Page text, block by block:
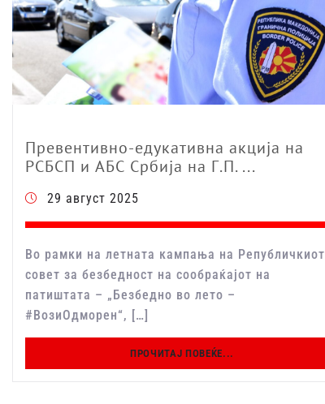
Превентивно-едукативна акција на
РСБСП и АБС Србија на Г.П. ...
29 август 2025
Во рамки на летната кампања на Републичкиот
совет за безбедност на сообраќајот на
патиштата – „Безбедно во лето –
#ВозиОдморен“, […]
ПРОЧИТАЈ ПОВЕЌЕ...